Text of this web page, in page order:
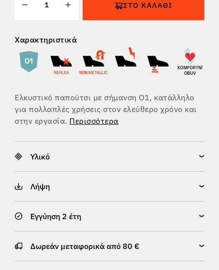
ΣΤΟ ΚΑΛΆΘΙ
Χαρακτηριστικά
Ελκυστικό παπούτσι με σήμανση O1, κατάλληλο
για πολλαπλές χρήσεις στον ελεύθερο χρόνο και
στην εργασία. Περισσότερα
Υλικό
Λήψη
Εγγύηση 2 έτη
Δωρεάν μεταφορικά από 80 €